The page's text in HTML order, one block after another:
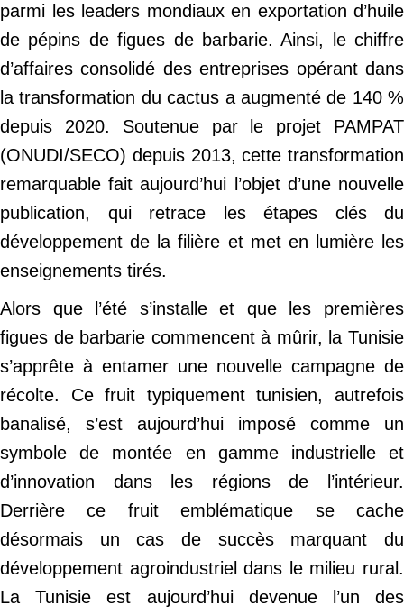
parmi les leaders mondiaux en exportation d’huile
de pépins de figues de barbarie. Ainsi, le chiffre
d’affaires consolidé des entreprises opérant dans
la transformation du cactus a augmenté de 140 %
depuis 2020. Soutenue par le projet PAMPAT
(ONUDI/SECO) depuis 2013, cette transformation
remarquable fait aujourd’hui l’objet d’une nouvelle
publication, qui retrace les étapes clés du
développement de la filière et met en lumière les
enseignements tirés.
Alors que l’été s’installe et que les premières
figues de barbarie commencent à mûrir, la Tunisie
s’apprête à entamer une nouvelle campagne de
récolte. Ce fruit typiquement tunisien, autrefois
banalisé, s’est aujourd’hui imposé comme un
symbole de montée en gamme industrielle et
d’innovation dans les régions de l’intérieur.
Derrière ce fruit emblématique se cache
désormais un cas de succès marquant du
développement agroindustriel dans le milieu rural.
La Tunisie est aujourd’hui devenue l’un des